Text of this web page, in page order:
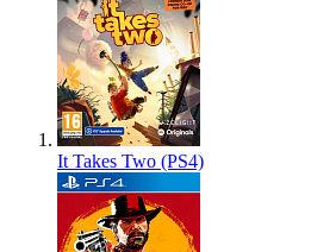
It Takes Two (PS4)